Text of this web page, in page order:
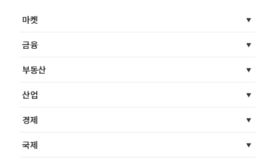
마켓
금융
부동산
산업
경제
국제